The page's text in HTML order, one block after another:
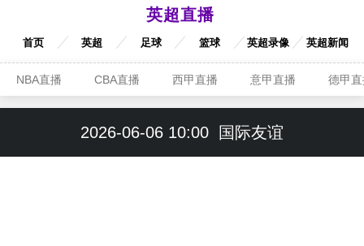
英超直播
首页 英超 足球 篮球 英超录像 英超新闻
NBA直播 CBA直播 西甲直播 意甲直播 德甲
2026-06-06 10:00 国际友谊